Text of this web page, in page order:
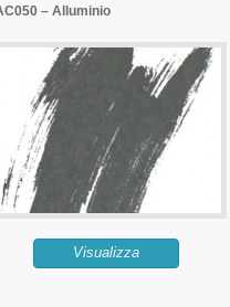
– Alluminio
Visualizza